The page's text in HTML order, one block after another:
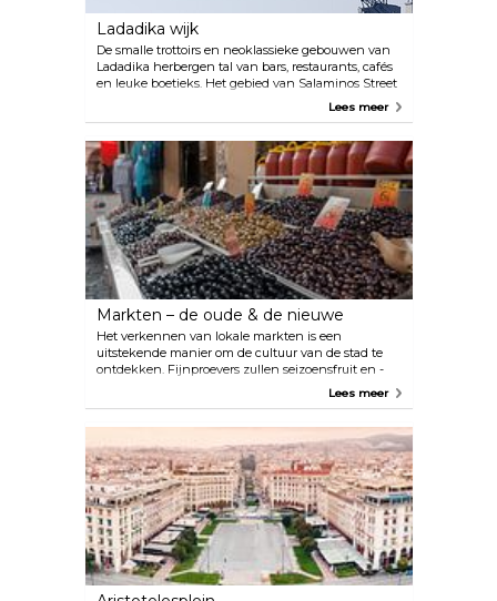
Ladadika wijk
De smalle trottoirs en neoklassieke gebouwen van
Ladadika herbergen tal van bars, restaurants, cafés
en leuke boetieks. Het gebied van Salaminos Street
tot YMCA Park staat bekend als Ladadika Quarter.
Dit is een oude wijk die begint aan de waterkant en
Avenue, waar veel internationale en lokale
merkwinkels zijn. Het noordwestelijke deel van het
gebied, dichter bij de First Pier, is wat ingetogener,
met minder gewone bars en minder winkels
beschikbaar. Als je naar het zuidwesten gaat, wordt
het gebied steeds levendiger en kom je uiteindelijk
bij de iconische Witte Toren.
Lees meer
Markten – de oude & de nieuwe
Het verkennen van lokale markten is een
uitstekende manier om de cultuur van de stad te
ontdekken. Fijnproevers zullen seizoensfruit en -
groenten, regionale kazen en straatvoedsel
cosmetica. Hier zijn enkele van de belangrijkste
markten die je moet bezoeken: Kapani markt, de
oudste open openbare markt in Thessaloniki.
Gericht op Griekse delicatessen, traditionele cafés,
tavernes en bakkerijen. Het ligt pal in het
stadscentrum en strekt zich uit over verschillende
voetgangersstraten en sommige delen zijn
overdekt. Athonos plein, een plek voor kleine
traditionele winkels die specerijen en
voedingsproducten, handgemaakte terrasmeubilair
Lees meer